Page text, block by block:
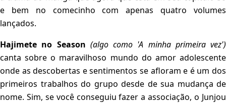
e bem no comecinho com apenas quatro volumes
lançados.
Hajimete no Season (algo como 'A minha primeira vez')
canta sobre o maravilhoso mundo do amor adolescente
onde as descobertas e sentimentos se afloram e é um dos
primeiros trabalhos do grupo desde de sua mudança de
nome. Sim, se você conseguiu fazer a associação, o Junjou